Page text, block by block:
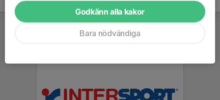
Godkänn alla kakor
Bara nödvändiga